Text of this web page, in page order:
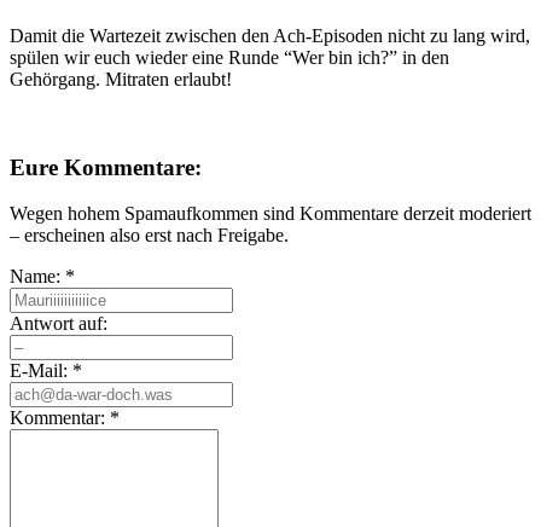
Damit die Wartezeit zwischen den Ach-Episoden nicht zu lang wird,
spülen wir euch wieder eine Runde “Wer bin ich?” in den
Gehörgang. Mitraten erlaubt!
Eure Kommentare:
Wegen hohem Spamaufkommen sind Kommentare derzeit moderiert
– erscheinen also erst nach Freigabe.
Name: *
Antwort auf:
E-Mail: *
Kommentar: *